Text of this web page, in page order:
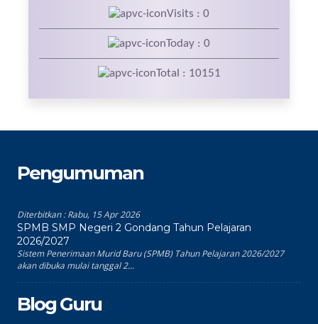
Visits : 0
Today : 0
Total : 10151
Pengumuman
Diterbitkan :Rabu, 15 Apr 2026
SPMB SMP Negeri 2 Gondang Tahun Pelajaran
2026/2027
Sistem Penerimaan Murid Baru (SPMB) Tahun Pelajaran 2026/2027
akan dibuka mulai tanggal 2...
Blog Guru